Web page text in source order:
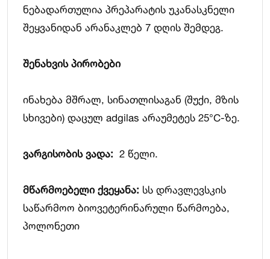
ნებადართულია პრეპარატის უკანასკნელი
შეყვანიდან არანაკლებ 7 დღის შემდეგ.
შენახვის პირობები
ინახება მშრალ, სინათლისაგან (შუქი, მზის
სხივები) დაცულ adgilas არაუმეტეს 25°C-ზე.
ვარგისობის ვადა: 2 წელი.
მწარმოებელი ქვეყანა: სს დრავლევსკის
საწარმოო ბიოვეტერინარული წარმოება,
პოლონეთი